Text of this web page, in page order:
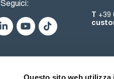
Questo sito web utilizza
Seguici:
T +39